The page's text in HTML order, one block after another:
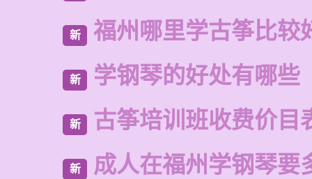
新 福州哪里学古筝比较
新 学钢琴的好处有哪些
新 古筝培训班收费价目
新 成人在福州学钢琴要